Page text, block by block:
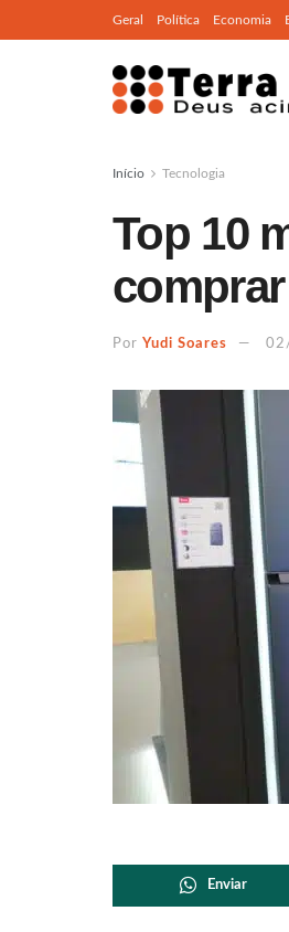
Geral Política Economia
Início Tecnologia
Top 10
Por Yudi Soares
Enviar